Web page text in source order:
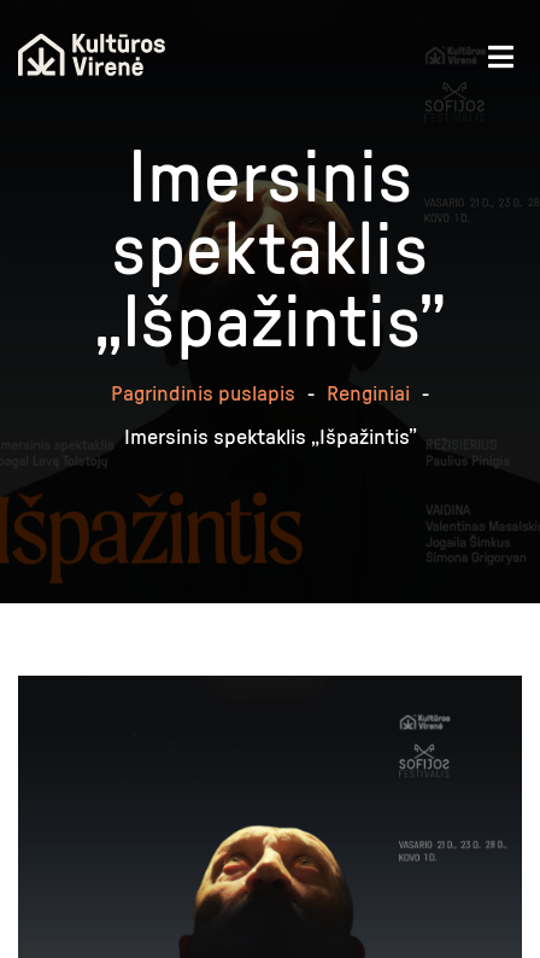
Imersinis
spektaklis
„Išpažintis”
Pagrindinis puslapis - Renginiai
-
Imersinis spektaklis „Išpažintis”